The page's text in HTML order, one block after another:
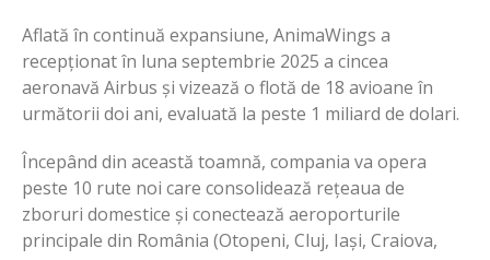
Aflată în continuă expansiune, AnimaWings a
recepționat în luna septembrie 2025 a cincea
aeronavă Airbus și vizează o flotă de 18 avioane în
următorii doi ani, evaluată la peste 1 miliard de dolari.
Începând din această toamnă, compania va opera
peste 10 rute noi care consolidează rețeaua de
zboruri domestice și conectează aeroporturile
principale din România (Otopeni, Cluj, Iași, Craiova,